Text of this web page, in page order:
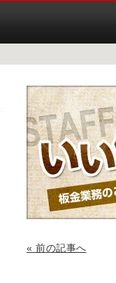
« 前の記事へ